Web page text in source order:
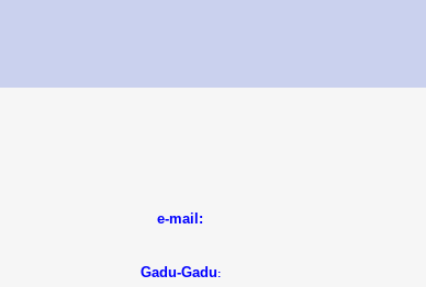
e-mail:
Gadu-Gadu: